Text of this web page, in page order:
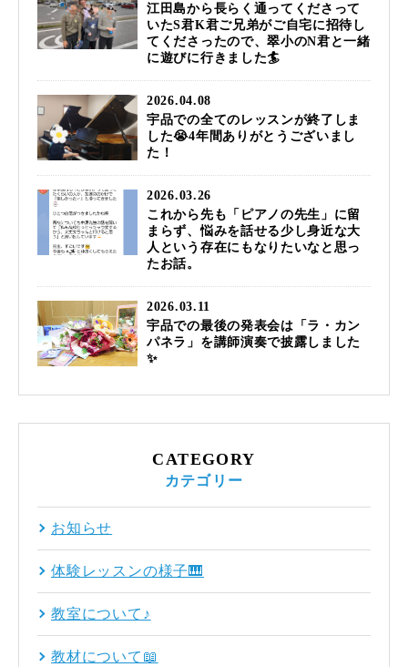
江田島から長らく通ってくださって
いたS君K君ご兄弟がご自宅に招待し
てくださったので、翠小のN君と一緒
に遊びに行きました🏄️
2026.04.08
宇品での全てのレッスンが終了しま
した😭4年間ありがとうございまし
た！
2026.03.26
これから先も「ピアノの先生」に留
まらず、悩みを話せる少し身近な大
人という存在にもなりたいなと思っ
たお話。
2026.03.11
宇品での最後の発表会は「ラ・カン
パネラ」を講師演奏で披露しました
✨
CATEGORY
カテゴリー
お知らせ
体験レッスンの様子🎹
教室について♪
教材について📖